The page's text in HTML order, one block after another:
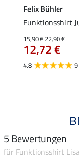
Felix Bühler
Funktionsshirt
15,90 €22,90 €
12,72 €
4.8 9
5 Bewertungen
für Funktionsshirt